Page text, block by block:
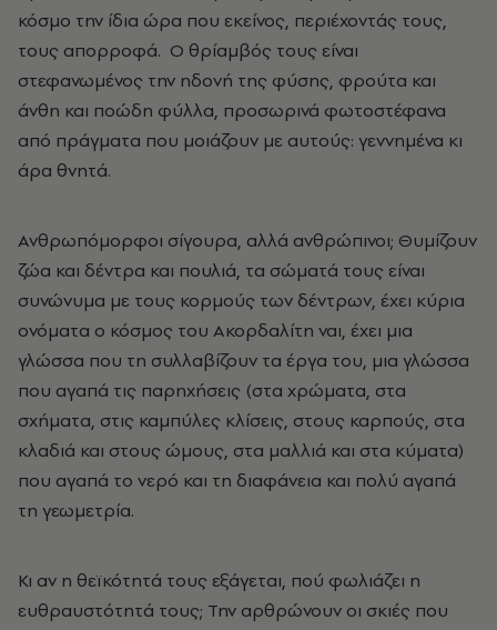
κόσμο την ίδια ώρα που εκείνος, περιέχοντάς τους,
τους απορροφά. Ο θρίαμβός τους είναι
στεφανωμένος την ηδονή της φύσης, φρούτα και
άνθη και ποώδη φύλλα, προσωρινά φωτοστέφανα
από πράγματα που μοιάζουν με αυτούς: γεννημένα κι
άρα θνητά.
Ανθρωπόμορφοι σίγουρα, αλλά ανθρώπινοι; Θυμίζουν
ζώα και δέντρα και πουλιά, τα σώματά τους είναι
συνώνυμα με τους κορμούς των δέντρων, έχει κύρια
ονόματα ο κόσμος του Ακορδαλίτη ναι, έχει μια
γλώσσα που τη συλλαβίζουν τα έργα του, μια γλώσσα
που αγαπά τις παρηχήσεις (στα χρώματα, στα
σχήματα, στις καμπύλες κλίσεις, στους καρπούς, στα
κλαδιά και στους ώμους, στα μαλλιά και στα κύματα)
που αγαπά το νερό και τη διαφάνεια και πολύ αγαπά
τη γεωμετρία.
Κι αν η θεϊκότητά τους εξάγεται, πού φωλιάζει η
ευθραυστότητά τους; Την αρθρώνουν οι σκιές που